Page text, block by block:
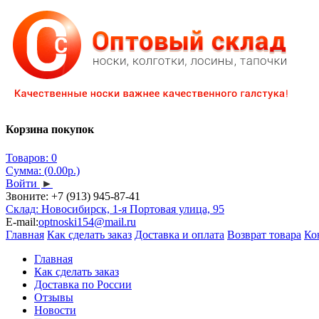
Корзина покупок
Товаров: 0
Сумма: (0.00р.)
Войти ►
Звоните: +7 (913) 945-87-41
Склад: Новосибирск, 1-я Портовая улица, 95
E-mail:optnoski154@mail.ru
Главная Как сделать заказ Доставка и оплата Возврат товара
Главная
Как сделать заказ
Доставка по России
Отзывы
Новости